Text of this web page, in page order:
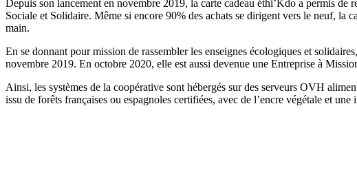
Depuis son lancement en novembre 2019, la carte cadeau éthi’Kdo a permis
Sociale et Solidaire. Même si encore 90% des achats se dirigent vers le neuf, la
main.
En se donnant pour mission de rassembler les enseignes écologiques et
novembre 2019. En octobre 2020, elle est aussi devenue une Entreprise à
Ainsi, les systèmes de la coopérative sont hébergés sur des serveurs OVH
issu de forêts françaises ou espagnoles certifiées, avec de l’encre végétale et